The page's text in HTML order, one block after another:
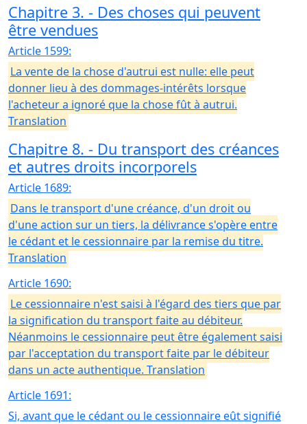
Chapitre 3. - Des choses qui peuvent
être vendues
Article 1599:
La vente de la chose d'autrui est nulle: elle peut
donner lieu à des dommages-intérêts lorsque
l'acheteur a ignoré que la chose fût à autrui.
Translation
Chapitre 8. - Du transport des créances
et autres droits incorporels
Article 1689:
Dans le transport d'une créance, d'un droit ou
d'une action sur un tiers, la délivrance s'opère entre
le cédant et le cessionnaire par la remise du titre.
Translation
Article 1690:
Le cessionnaire n'est saisi à l'égard des tiers que par
la signification du transport faite au débiteur.
Néanmoins le cessionnaire peut être également saisi
par l'acceptation du transport faite par le débiteur
dans un acte authentique. Translation
Article 1691:
Si, avant que le cédant ou le cessionnaire eût signifié